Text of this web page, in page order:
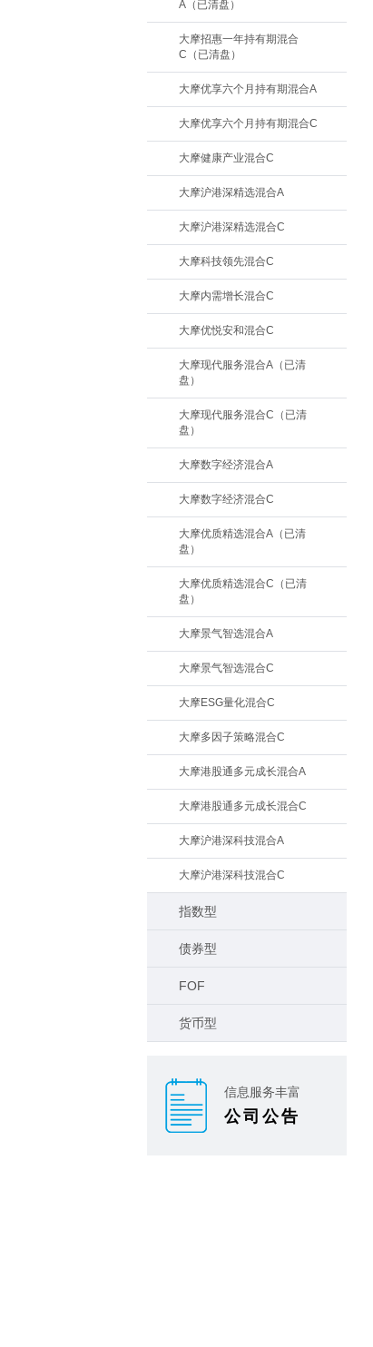
A（已清盘）
大摩招惠一年持有期混合
C（已清盘）
大摩优享六个月持有期混合A
大摩优享六个月持有期混合C
大摩健康产业混合C
大摩沪港深精选混合A
大摩沪港深精选混合C
大摩科技领先混合C
大摩内需增长混合C
大摩优悦安和混合C
大摩现代服务混合A（已清
盘）
大摩现代服务混合C（已清
盘）
大摩数字经济混合A
大摩数字经济混合C
大摩优质精选混合A（已清
盘）
大摩优质精选混合C（已清
盘）
大摩景气智选混合A
大摩景气智选混合C
大摩ESG量化混合C
大摩多因子策略混合C
大摩港股通多元成长混合A
大摩港股通多元成长混合C
大摩沪港深科技混合A
大摩沪港深科技混合C
指数型
债券型
FOF
货币型
信息服务丰富
公司公告